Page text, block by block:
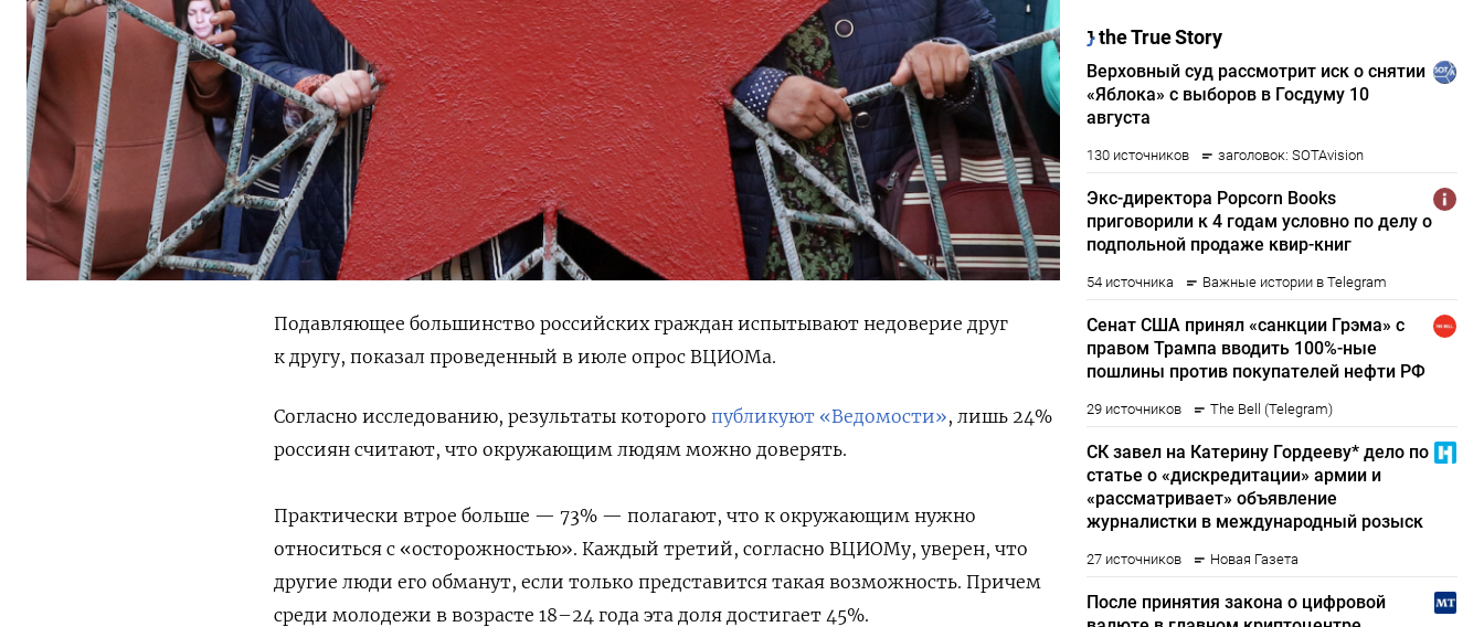
Подавляющее большинство российских граждан испытывают недоверие друг
к другу, показал проведенный в июле опрос ВЦИОМа.
Согласно исследованию, результаты которого публикуют «Ведомости», лишь 24%
россиян считают, что окружающим людям можно доверять.
Практически втрое больше — 73% — полагают, что к окружающим нужно
относиться с «осторожностью». Каждый третий, согласно ВЦИОМу, уверен, что
другие люди его обманут, если только представится такая возможность. Причем
среди молодежи в возрасте 18–24 года эта доля достигает 45%.